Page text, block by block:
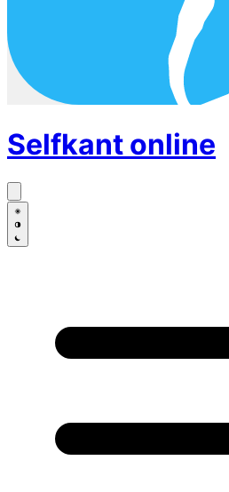
Selfkant online